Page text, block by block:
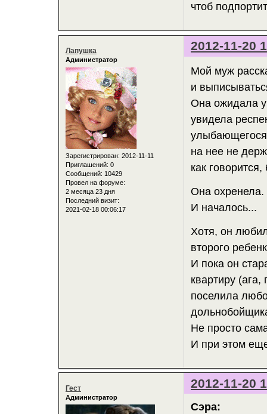
чтоб
2012-11-20
Лапушка
Администратор
Зарегистрирован: 2012-11-11
Приглашений: 0
Сообщений: 10429
Провел на форуме:
2 месяца 23 дня
Последний визит:
2021-02-18 00:06:17
Мой муж
и
Она ожидала
увидела
улыбающегося
на нее не
как
Она охренела.
И началось...
Хотя, он
второго
И пока он
квартиру
поселила
Не просто
И при этом
2012-11-20
Гест
Администратор
Сэра: